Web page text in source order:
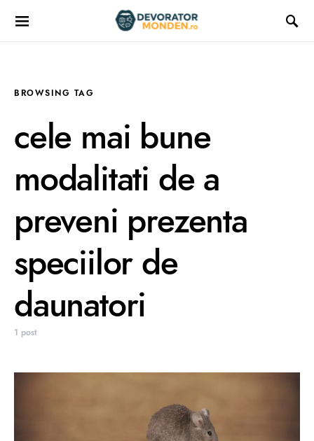
BROWSING TAG
cele mai bune
modalitati de a
preveni prezenta
speciilor de
daunatori
1 post